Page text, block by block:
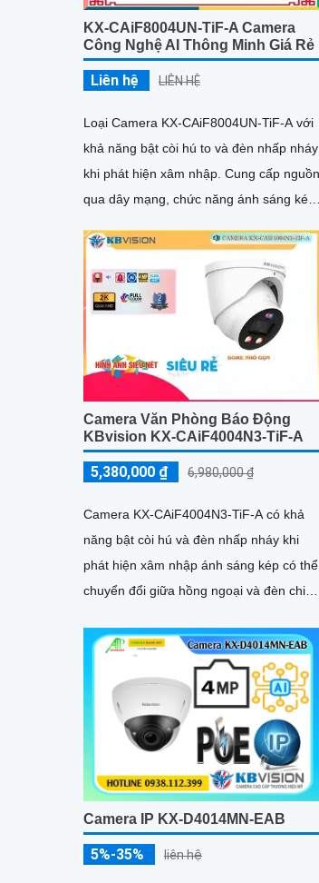
KX-CAiF8004UN-TiF-A Camera
Công Nghệ AI Thông Minh Giá Rẻ
Liên hệ LIÊN HỆ
Loại Camera KX-CAiF8004UN-TiF-A với
khả năng bật còi hú to và đèn nhấp nháy
khi phát hiện xâm nhập. Cung cấp nguồn
qua dây mạng, chức năng ánh sáng kép
đèn chiếu sáng
Camera Văn Phòng Báo Động
KBvision KX-CAiF4004N3-TiF-A
5,380,000 ₫ 6,980,000 ₫
Camera KX-CAiF4004N3-TiF-A có khả
năng bật còi hú và đèn nhấp nháy khi
phát hiện xâm nhập ánh sáng kép có thể
chuyển đổi giữa hồng ngoại và đèn chiếu
Camera IP KX-D4014MN-EAB
5%-35% liên hệ